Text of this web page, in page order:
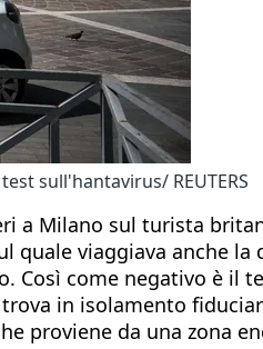
sull'hantavirus/ REUTERS
a Milano sul turista
quale viaggiava anche
Così come negativo è il
in isolamento
proviene da una zona